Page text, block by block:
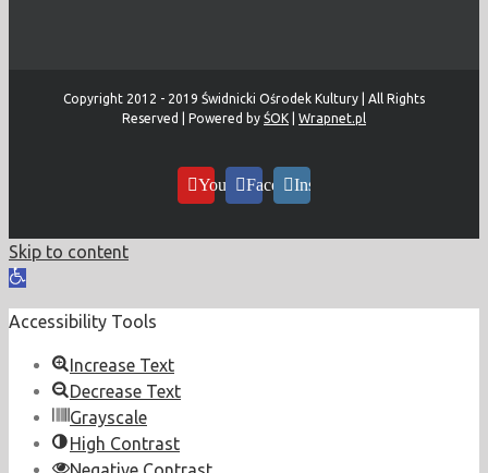
Copyright 2012 - 2019 Świdnicki Ośrodek Kultury | All Rights
Reserved | Powered by ŚOK Wrapnet.pl
YouTubeFacebookInstagram
Skip to content
Open
Accessibility Tools
Increase Text
Decrease Text
Grayscale
High Contrast